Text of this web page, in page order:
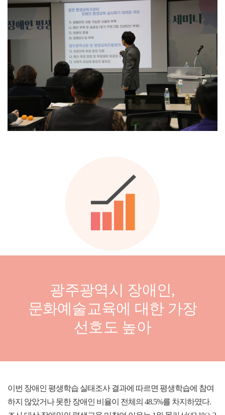
광주광역시 장애인,
문화예술교육에 대한 가장
선호도 높아
이번 장애인 평생학습 실태조사 결과에 따르면 평생학습에 참여
하지 않았거나 못한 장애인 비율이 전체의 48.5%를 차지하였다.